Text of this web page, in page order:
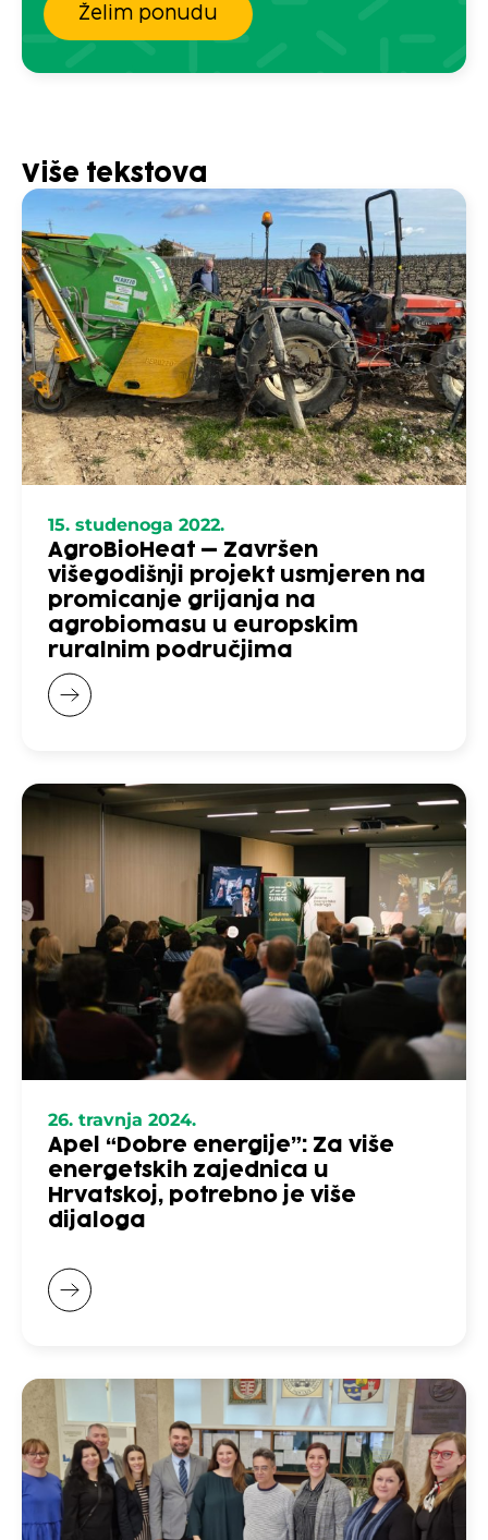
Želim ponudu
Više tekstova
15. studenoga 2022.
AgroBioHeat – Završen
višegodišnji projekt usmjeren na
promicanje grijanja na
agrobiomasu u europskim
ruralnim područjima
26. travnja 2024.
Apel “Dobre energije”: Za više
energetskih zajednica u
Hrvatskoj, potrebno je više
dijaloga